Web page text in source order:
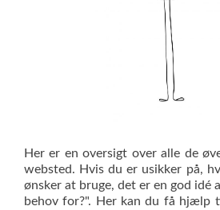
Her er en oversigt over alle de
websted. Hvis du er usikker på,
ønsker at bruge, det er en god idé
behov for?". Her kan du få hjælp